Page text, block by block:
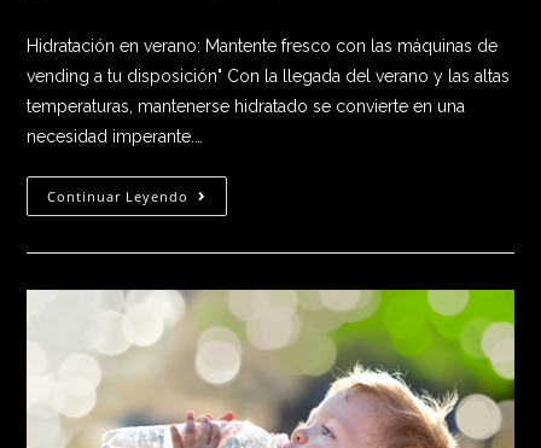
Hidratación en verano: Mantente fresco con las máquinas de
vending a tu disposición" Con la llegada del verano y las altas
temperaturas, mantenerse hidratado se convierte en una
necesidad imperante.…
Continuar Leyendo